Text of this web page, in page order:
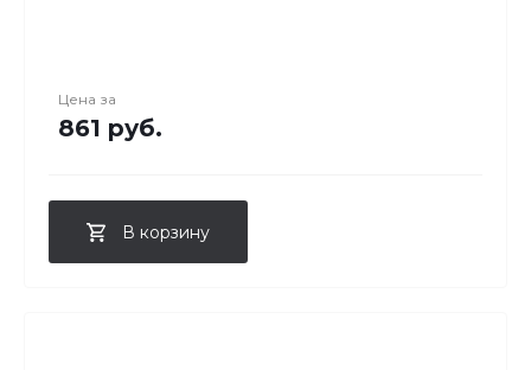
Цена за
861 руб.
В корзину